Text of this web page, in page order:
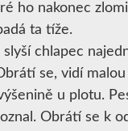
ho nakonec
ta tíže.
slyší chlapec
se, vidí
u plotu.
Obrátí se k